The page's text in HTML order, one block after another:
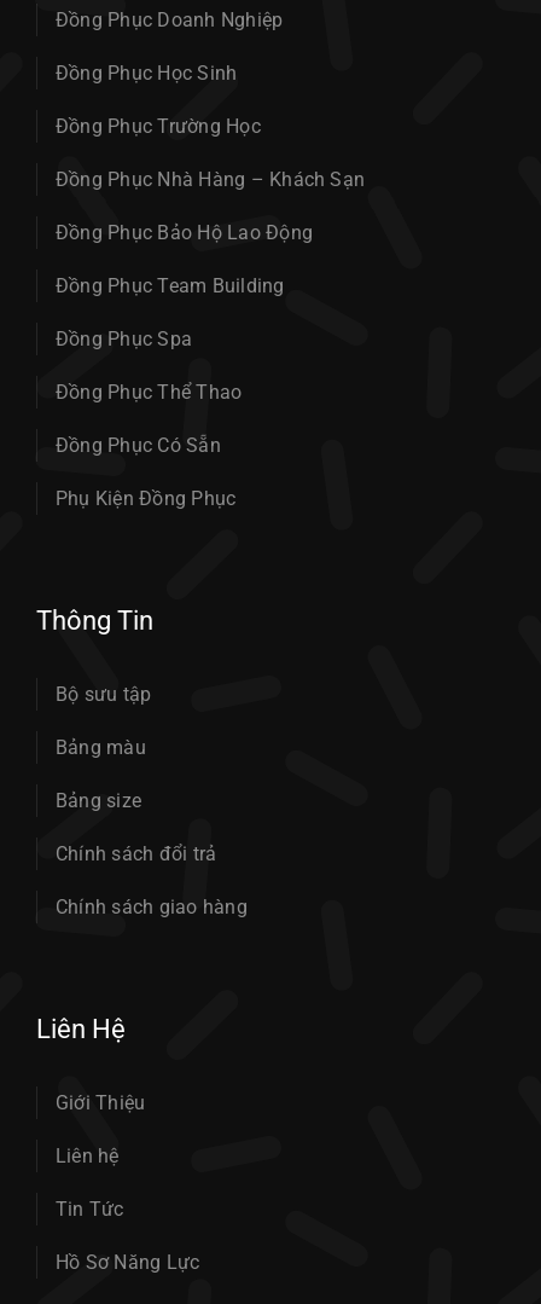
Đồng Phục Doanh Nghiệp
Đồng Phục Học Sinh
Đồng Phục Trường Học
Đồng Phục Nhà Hàng – Khách Sạn
Đồng Phục Bảo Hộ Lao Động
Đồng Phục Team Building
Đồng Phục Spa
Đồng Phục Thể Thao
Đồng Phục Có Sẵn
Phụ Kiện Đồng Phục
Thông Tin
Bộ sưu tập
Bảng màu
Bảng size
Chính sách đổi trả
Chính sách giao hàng
Liên Hệ
Giới Thiệu
Liên hệ
Tin Tức
Hồ Sơ Năng Lực